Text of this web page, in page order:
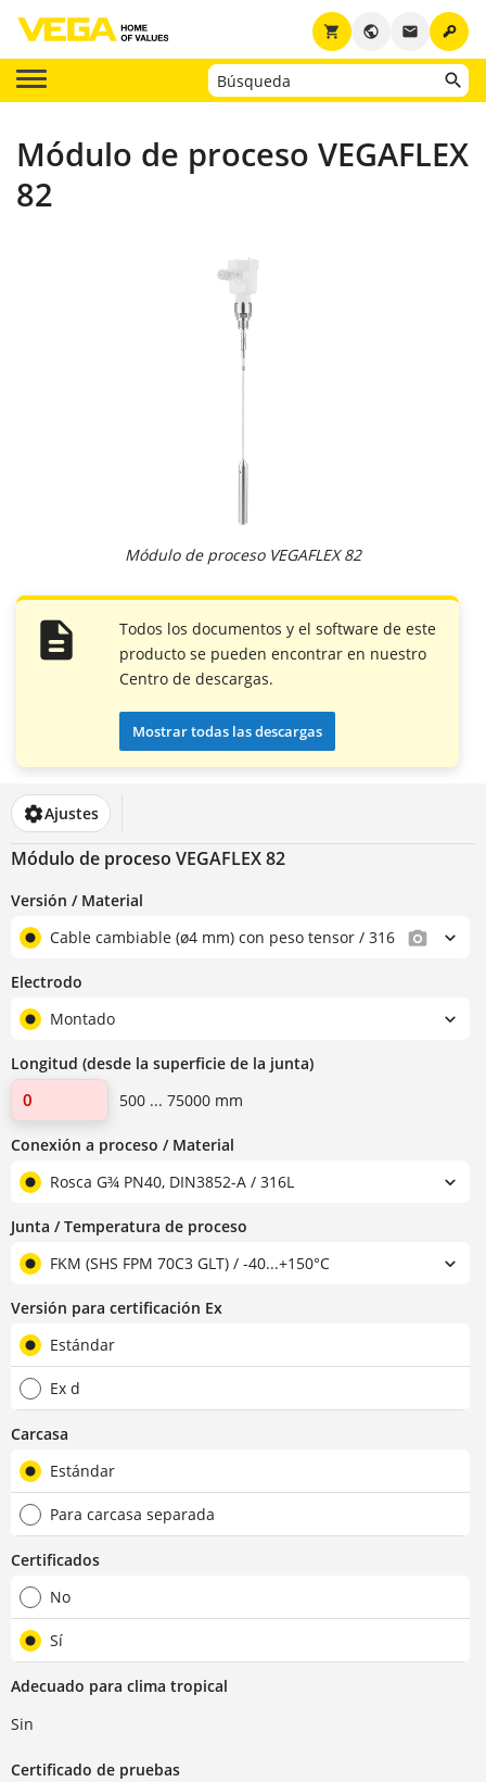
key
email
public
shopping_cart
Módulo de proceso VEGAFLEX
82
Módulo de proceso VEGAFLEX 82
Todos los documentos y el software de este
producto se pueden encontrar en nuestro
Centro de descargas.
Mostrar todas las descargas
Ajustes
Módulo de proceso VEGAFLEX 82
Versión / Material
Cable cambiable (ø4 mm) con peso tensor / 316
Electrodo
Montado
Longitud (desde la superficie de la junta)
500 ... 75000 mm
Conexión a proceso / Material
Rosca G¾ PN40, DIN3852-A / 316L
Junta / Temperatura de proceso
FKM (SHS FPM 70C3 GLT) / -40...+150°C
Versión para certificación Ex
Estándar
Ex d
Carcasa
Estándar
Para carcasa separada
Certificados
No
Sí
Adecuado para clima tropical
Sin
Certificado de pruebas